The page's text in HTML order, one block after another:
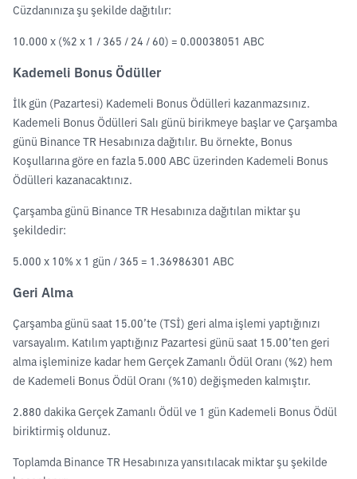
Cüzdanınıza şu şekilde dağıtılır:
10.000 x (%2 x 1 / 365 / 24 / 60) = 0.00038051 ABC
Kademeli Bonus Ödüller
İlk gün (Pazartesi) Kademeli Bonus Ödülleri kazanmazsınız.
Kademeli Bonus Ödülleri Salı günü birikmeye başlar ve Çarşamba
günü Binance TR Hesabınıza dağıtılır. Bu örnekte, Bonus
Koşullarına göre en fazla 5.000 ABC üzerinden Kademeli Bonus
Ödülleri kazanacaktınız.
Çarşamba günü Binance TR Hesabınıza dağıtılan miktar şu
şekildedir:
5.000 x 10% x 1 gün / 365 = 1.36986301 ABC
Geri Alma
Çarşamba günü saat 15.00’te (TSİ) geri alma işlemi yaptığınızı
varsayalım. Katılım yaptığınız Pazartesi günü saat 15.00’ten geri
alma işleminize kadar hem Gerçek Zamanlı Ödül Oranı (%2) hem
de Kademeli Bonus Ödül Oranı (%10) değişmeden kalmıştır.
2.880 dakika Gerçek Zamanlı Ödül ve 1 gün Kademeli Bonus Ödül
biriktirmiş oldunuz.
Toplamda Binance TR Hesabınıza yansıtılacak miktar şu şekilde